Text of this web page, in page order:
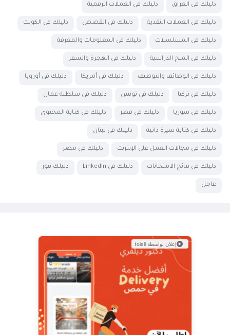
دليلك في العراق دليلك في العملات الرقمية
دليلك في العملات النقدية دليلك في القصص دليلك في الكويت
دليلك في المسلسلات دليلك في المعلومات والمعرفة
دليلك في المنح الدراسية دليلك في الهجرة والسفر
دليلك في الوظائف والتوظيف دليلك في أمريكا دليلك في أوروبا
دليلك في تركيا دليلك في تونس دليلك في سلطنة عمان
دليلك في سوريا دليلك في قطر دليلك في كتابة المحتوى
دليلك في كتابة سيرة ذاتية دليلك في لبنان
دليلك في مجالات العمل على الإنترنت دليلك في مصر
دليلك في نتائج الامتحانات دليلك في LinkedIn دليلك نيوز
عاجل
إعلان بواسطة toiall